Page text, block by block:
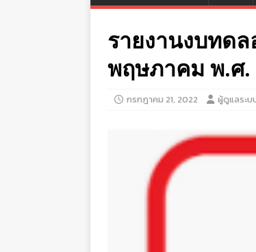
รายงานงบทด
พฤษภาคม พ.ศ.
กรกฎาคม 21, 2022 ผู้ดูแลระบ